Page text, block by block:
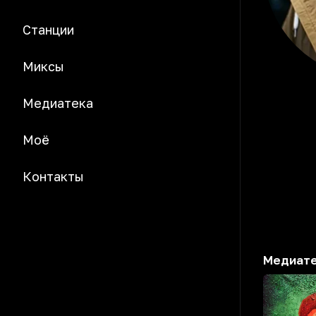
Станции
Миксы
Медиатека
Моё
Контакты